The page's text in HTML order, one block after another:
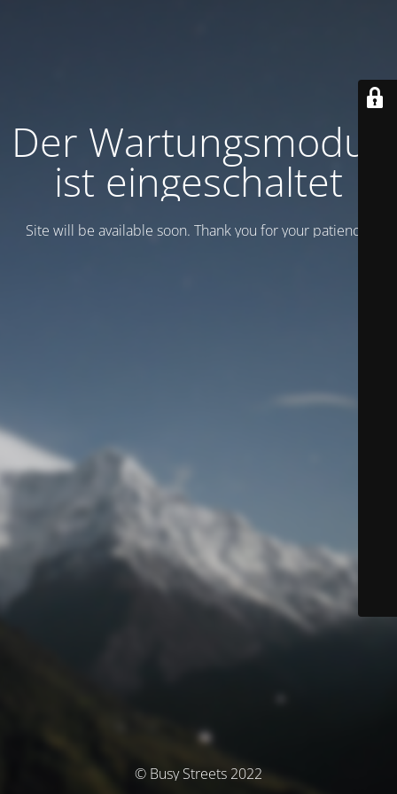
Der Wartungsmodus
ist eingeschaltet
Site will be available soon. Thank you for your patience!
© Busy Streets 2022